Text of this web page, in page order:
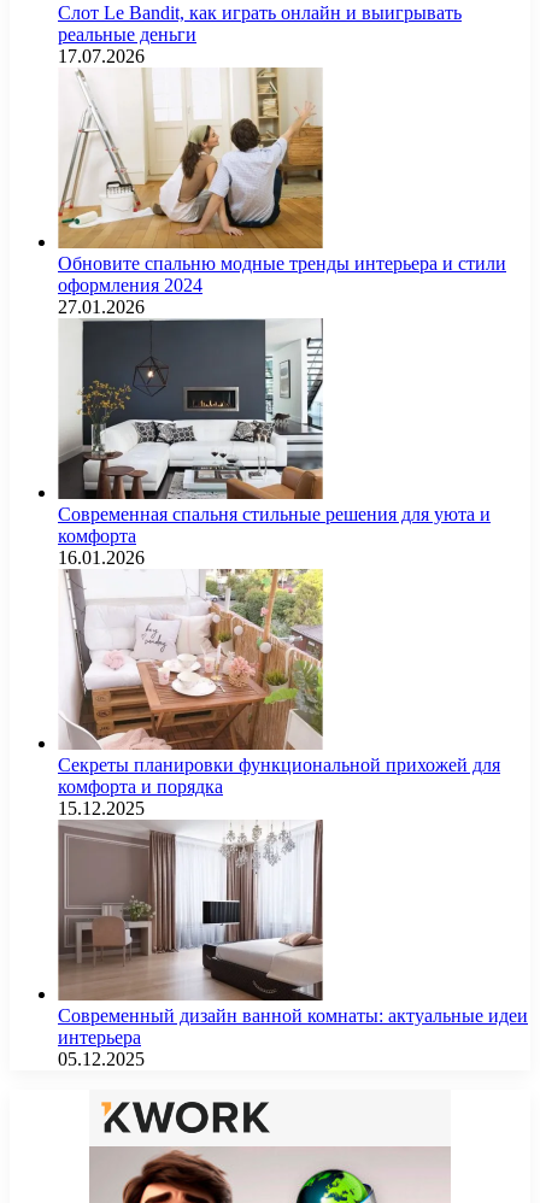
Слот Le Bandit, как играть онлайн и выигрывать
реальные деньги
17.07.2026
Обновите спальню модные тренды интерьера и стили
оформления 2024
27.01.2026
Современная спальня стильные решения для уюта и
комфорта
16.01.2026
Секреты планировки функциональной прихожей для
комфорта и порядка
15.12.2025
Современный дизайн ванной комнаты: актуальные идеи
интерьера
05.12.2025